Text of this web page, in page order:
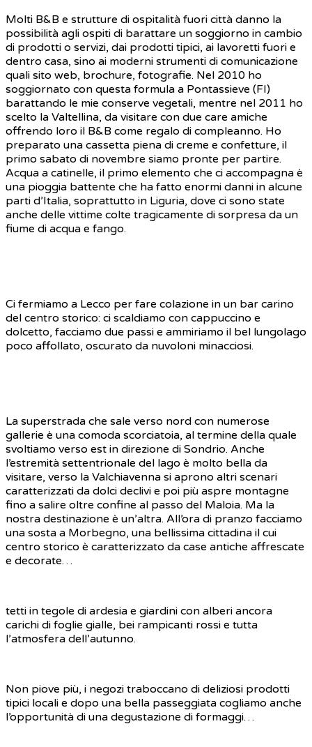
Molti B&B e strutture di ospitalità fuori città danno la
possibilità agli ospiti di barattare un soggiorno in cambio
di prodotti o servizi, dai prodotti tipici, ai lavoretti fuori e
dentro casa, sino ai moderni strumenti di comunicazione
quali sito web, brochure, fotografie. Nel 2010 ho
soggiornato con questa formula a Pontassieve (FI)
barattando le mie conserve vegetali, mentre nel 2011 ho
scelto la Valtellina, da visitare con due care amiche
offrendo loro il B&B come regalo di compleanno. Ho
preparato una cassetta piena di creme e confetture, il
primo sabato di novembre siamo pronte per partire.
Acqua a catinelle, il primo elemento che ci accompagna è
una pioggia battente che ha fatto enormi danni in alcune
parti d’Italia, soprattutto in Liguria, dove ci sono state
anche delle vittime colte tragicamente di sorpresa da un
fiume di acqua e fango.
Ci fermiamo a Lecco per fare colazione in un bar carino
del centro storico: ci scaldiamo con cappuccino e
dolcetto, facciamo due passi e ammiriamo il bel lungolago
poco affollato, oscurato da nuvoloni minacciosi.
La superstrada che sale verso nord con numerose
gallerie è una comoda scorciatoia, al termine della quale
svoltiamo verso est in direzione di Sondrio. Anche
l’estremità settentrionale del lago è molto bella da
visitare, verso la Valchiavenna si aprono altri scenari
caratterizzati da dolci declivi e poi più aspre montagne
fino a salire oltre confine al passo del Maloia. Ma la
nostra destinazione è un’altra. All’ora di pranzo facciamo
una sosta a Morbegno, una bellissima cittadina il cui
centro storico è caratterizzato da case antiche affrescate
e decorate…
tetti in tegole di ardesia e giardini con alberi ancora
carichi di foglie gialle, bei rampicanti rossi e tutta
l’atmosfera dell’autunno.
Non piove più, i negozi traboccano di deliziosi prodotti
tipici locali e dopo una bella passeggiata cogliamo anche
l’opportunità di una degustazione di formaggi…